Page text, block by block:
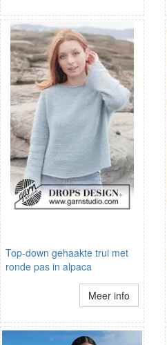
Top-down gehaakte trui met
ronde pas in alpaca
Meer info